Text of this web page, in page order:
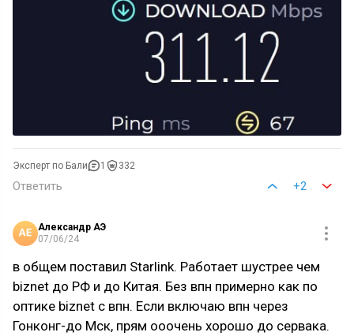
Эксперт по Бали 1 332
Ответить +2
Александр АЭ
07/06/24
в общем поставил Starlink. Работает шустрее чем
biznet до РФ и до Китая. Без впн примерно как по
оптике biznet с впн. Если включаю впн через
Гонконг-до Мск, прям ооочень хорошо до сервака.